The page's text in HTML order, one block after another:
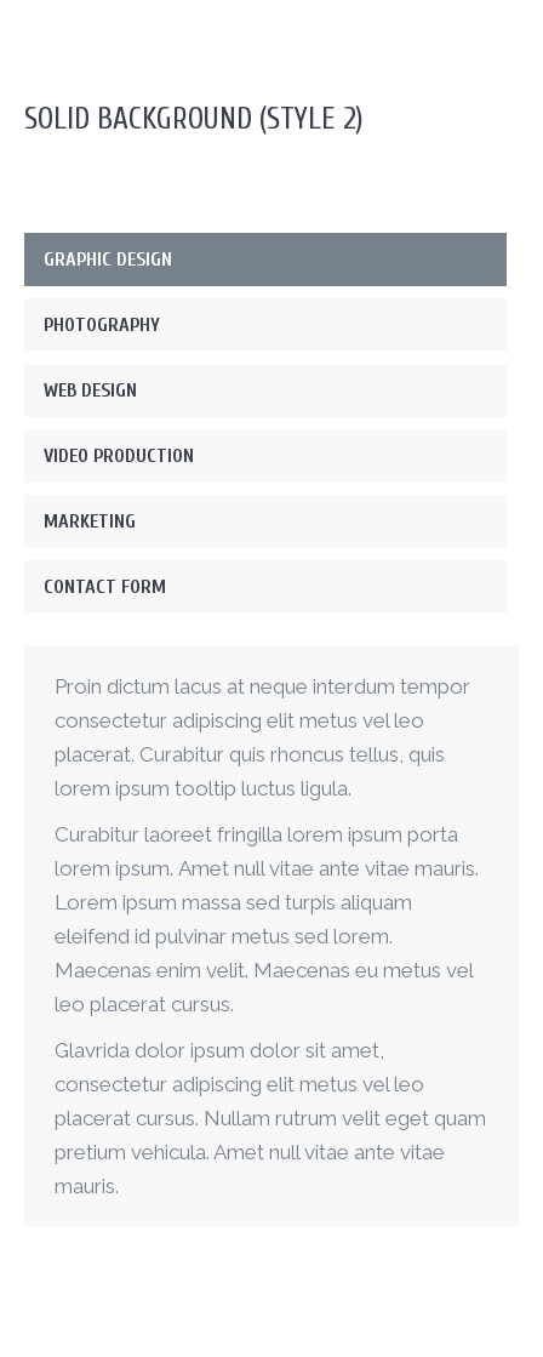
SOLID BACKGROUND (STYLE 2)
GRAPHIC DESIGN
PHOTOGRAPHY
WEB DESIGN
VIDEO PRODUCTION
MARKETING
CONTACT FORM
Proin dictum lacus at neque interdum tempor
consectetur adipiscing elit metus vel leo
placerat. Curabitur quis rhoncus tellus, quis
lorem ipsum tooltip luctus ligula.
Curabitur laoreet fringilla lorem ipsum porta
lorem ipsum. Amet null vitae ante vitae mauris.
Lorem ipsum massa sed turpis aliquam
eleifend id pulvinar metus sed lorem.
Maecenas enim velit. Maecenas eu metus vel
leo placerat cursus.
Glavrida dolor ipsum dolor sit amet,
consectetur adipiscing elit metus vel leo
placerat cursus. Nullam rutrum velit eget quam
pretium vehicula. Amet null vitae ante vitae
mauris.